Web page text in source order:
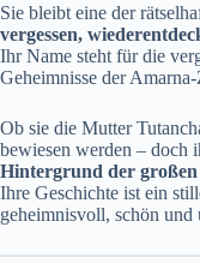
Sie bleibt eine der
vergessen,
Ihr Name steht für die
Geheimnisse der
Ob sie die Mutter
bewiesen werden – doch
Hintergrund der
Ihre Geschichte ist ein
geheimnisvoll, schön und